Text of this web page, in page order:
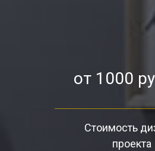
от 1000
Стоимость
проекта